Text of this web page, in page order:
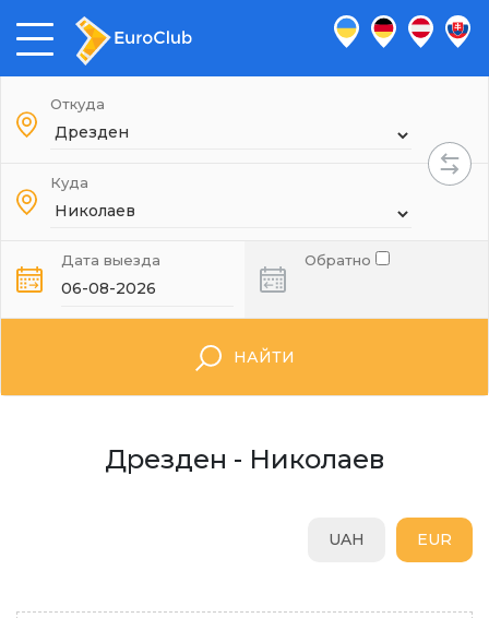
Откуда
Куда
Дата выезда Обратно
НАЙТИ
Дрезден - Николаев
EUR
UAH